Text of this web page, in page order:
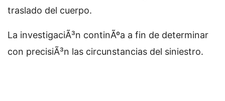
traslado del cuerpo.
La investigaciÃ³n continÃºa a fin de determinar
con precisiÃ³n las circunstancias del siniestro.